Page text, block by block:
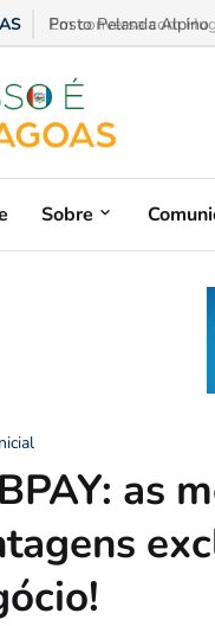
Em conversa com
Sobre
as